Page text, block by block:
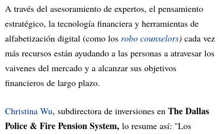
A través del asesoramiento de expertos, el pensamiento
estratégico, la tecnología financiera y herramientas de
alfabetización digital (como los robo counselors) cada vez
más recursos están ayudando a las personas a atravesar los
vaivenes del mercado y a alcanzar sus objetivos
financieros de largo plazo.
Christina Wu, subdirectora de inversiones en The Dallas
Police & Fire Pension System, lo resume así: "Los